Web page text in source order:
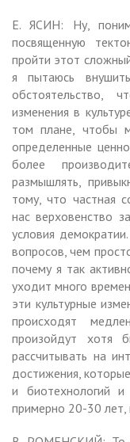
Е. ЯСИН: Ну,
посвященную
пройти этот
я пытаюсь
обстоятельство,
изменения в
том плане, чтобы
определенные
более
размышлять,
тому, что частная
нас верховенство
условия
вопросов, чем
почему я так
уходит много
эти культурные
происходят
произойдут хотя
рассчитывать на
достижения,
и биотехнологий
примерно 20-30